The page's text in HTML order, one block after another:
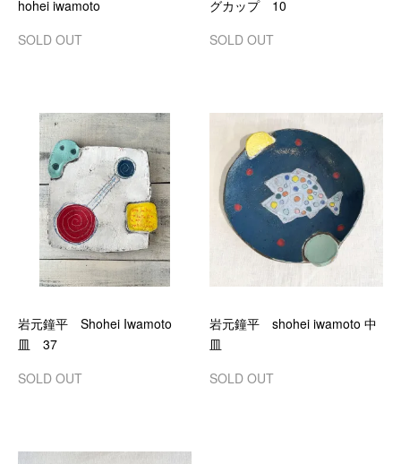
hohei iwamoto
SOLD OUT
グカップ 10
SOLD OUT
岩元鐘平 Shohei Iwamoto
皿 37
SOLD OUT
岩元鐘平 shohei iwamoto 中
皿
SOLD OUT